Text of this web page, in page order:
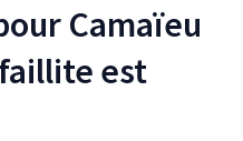
Camaïeu
est